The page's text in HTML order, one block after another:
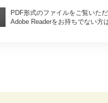
PDF形式のファイルをご覧いた
Adobe Readerをお持ちでない方